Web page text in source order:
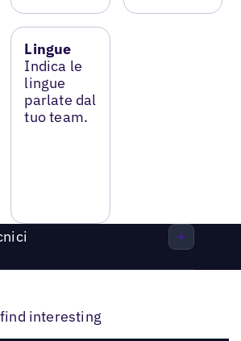
Lingue
Indica le
lingue
parlate dal
tuo team.
interesting